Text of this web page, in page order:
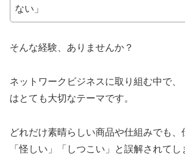
ない」
そんな経験、ありませんか？
ネットワークビジネスに取り組む中で、
はとても大切なテーマです。
どれだけ素晴らしい商品や仕組みでも、
「怪しい」「しつこい」と誤解されてし